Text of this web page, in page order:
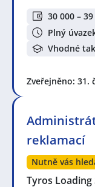
30 000 –
Plný
Vhodné
Zveřejněno: 31.
reklamací
Nutně vás
Tyros Loading